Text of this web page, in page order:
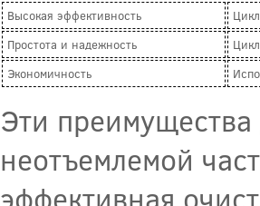
Высокая эффективность
Простота и надежность
Экономичность
Эти
неотъемлемой
эффективная